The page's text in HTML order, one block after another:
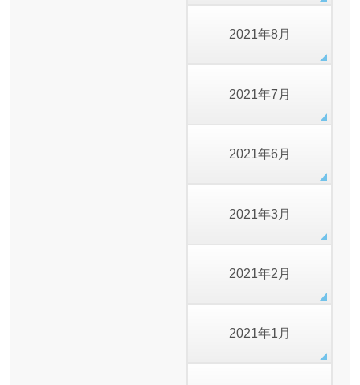
2021年8月
2021年7月
2021年6月
2021年3月
2021年2月
2021年1月